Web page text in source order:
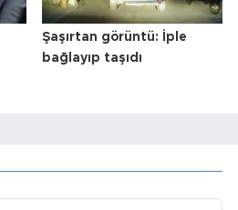
Şaşırtan görüntü: İple
bağlayıp taşıdı